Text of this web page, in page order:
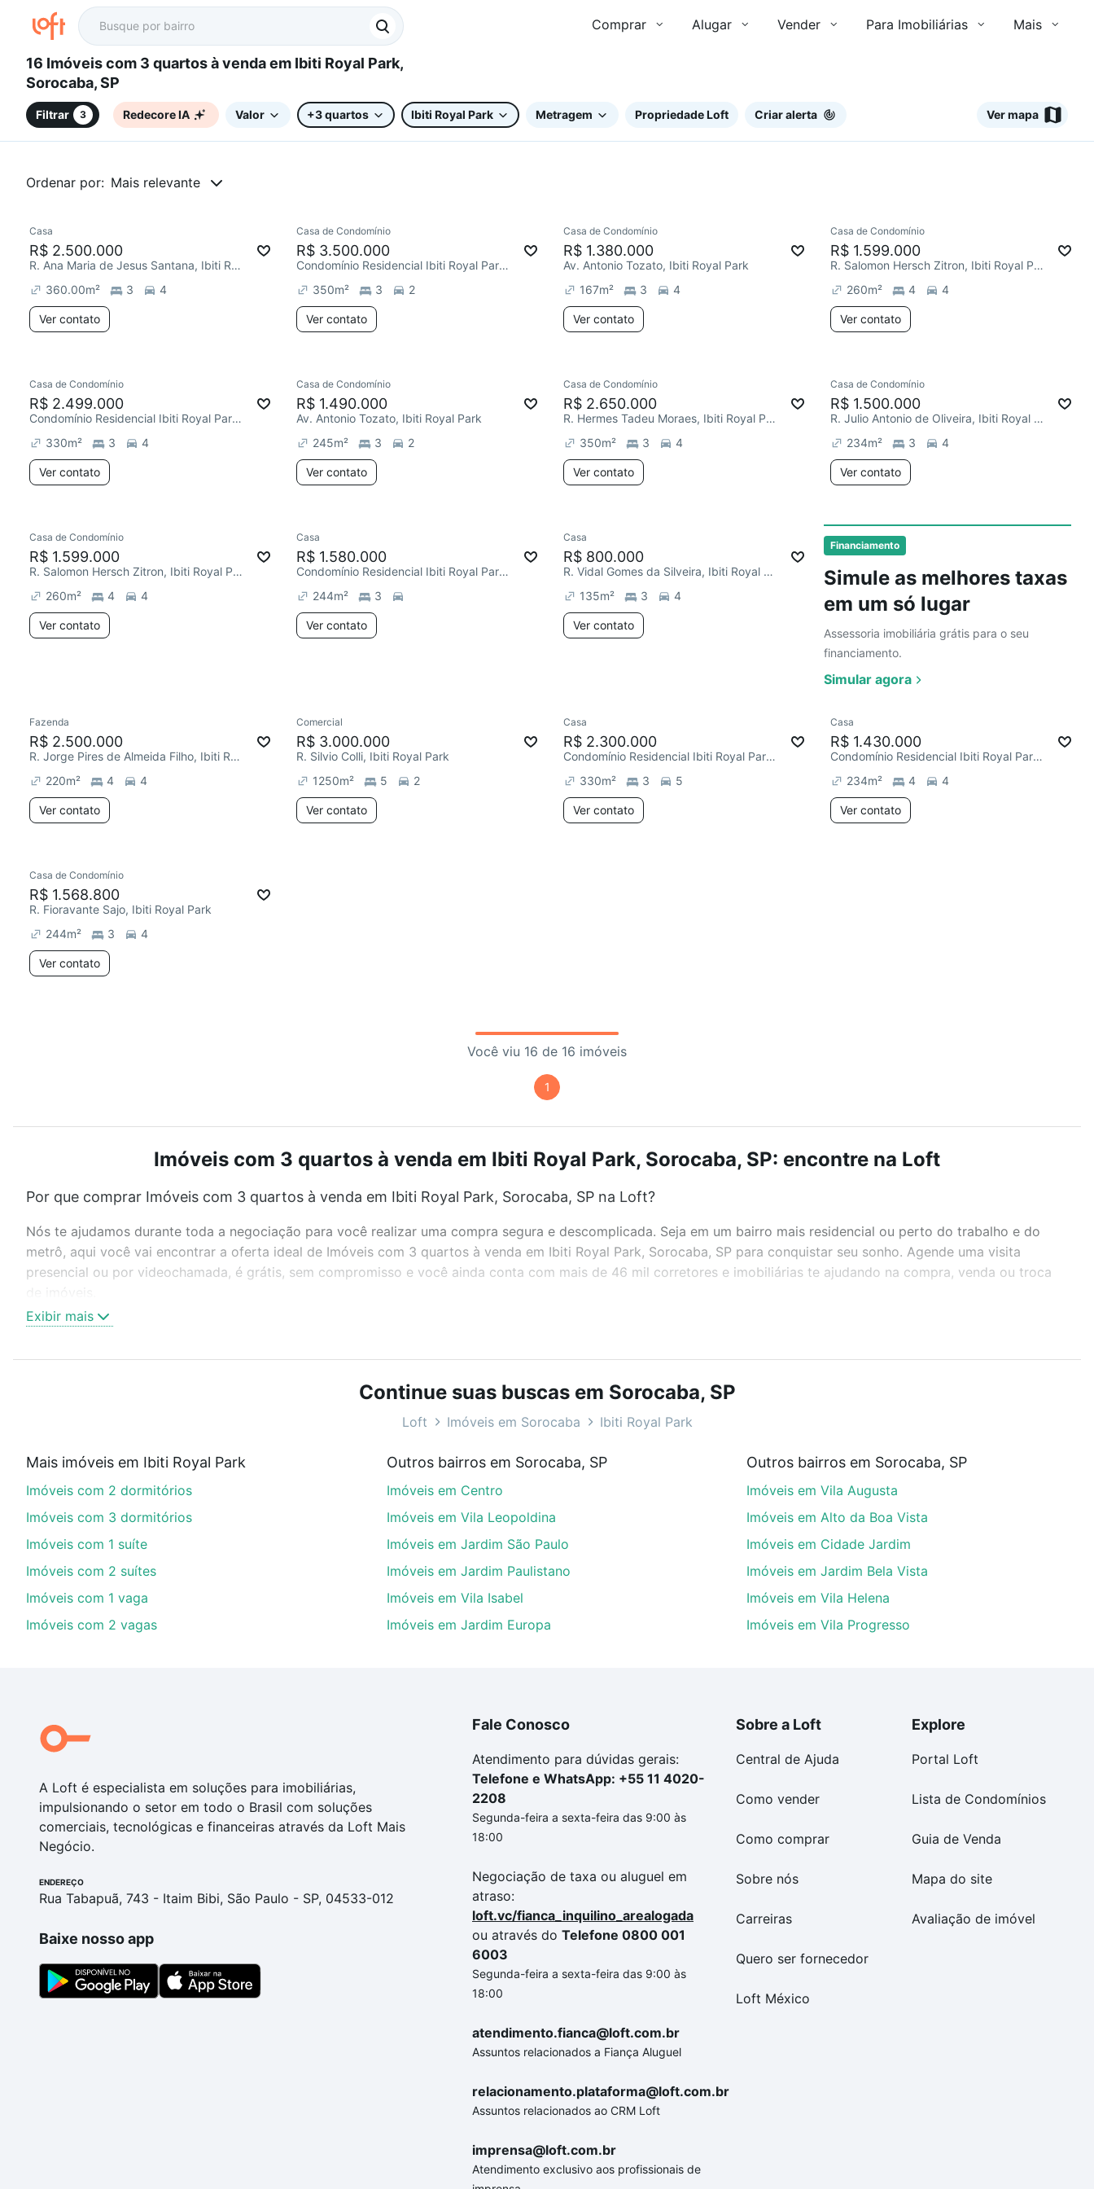
Comprar Alugar Vender Para Imobiliárias Mais
16 Imóveis com 3 quartos à venda em Ibiti Royal Park,
Sorocaba, SP
Filtrar 3 Redecore IA Valor +3 quartos Ibiti Royal Park Metragem Propriedade Loft Criar alerta Ver mapa
Ordenar por: Mais relevante
Financiamento
Simule as melhores taxas
em um só lugar
Assessoria imobiliária grátis para o seu
financiamento.
Simular agora
Casa
R$ 2.500.000
R. Ana Maria de Jesus Santana, Ibiti Royal Park
360.00m² 3 4
Ver contato
Casa de Condomínio
R$ 3.500.000
Condomínio Residencial Ibiti Royal Park, Ibiti Royal Park
350m² 3 2
Ver contato
Casa de Condomínio
R$ 1.380.000
Av. Antonio Tozato, Ibiti Royal Park
167m² 3 4
Ver contato
Chegou este mês
Casa de Condomínio
R$ 1.599.000
R. Salomon Hersch Zitron, Ibiti Royal Park
260m² 4 4
Ver contato
Redecorar
Casa de Condomínio
R$ 2.499.000
Condomínio Residencial Ibiti Royal Park, Ibiti Royal Park
330m² 3 4
Ver contato
Redecorar
Casa de Condomínio
R$ 1.490.000
Av. Antonio Tozato, Ibiti Royal Park
245m² 3 2
Ver contato
Chegou este mês
Casa de Condomínio
R$ 2.650.000
R. Hermes Tadeu Moraes, Ibiti Royal Park
350m² 3 4
Ver contato
Redecorar
Casa de Condomínio
R$ 1.500.000
R. Julio Antonio de Oliveira, Ibiti Royal Park
234m² 3 4
Ver contato
Chegou este mês
Ver
Casa de Condomínio
R$ 1.599.000
R. Salomon Hersch Zitron, Ibiti Royal Park
260m² 4 4
Ver contato
Casa
R$ 1.580.000
Condomínio Residencial Ibiti Royal Park, Ibiti Royal Park
244m² 3
Ver contato
Casa
R$ 800.000
R. Vidal Gomes da Silveira, Ibiti Royal Park
135m² 3 4
Ver contato
Fazenda
R$ 2.500.000
R. Jorge Pires de Almeida Filho, Ibiti Royal Park
220m² 4 4
Ver contato
Comercial
R$ 3.000.000
R. Silvio Colli, Ibiti Royal Park
1250m² 5 2
Ver contato
Casa
R$ 2.300.000
Condomínio Residencial Ibiti Royal Park, Ibiti Royal Park
330m² 3 5
Ver contato
Casa
R$ 1.430.000
Condomínio Residencial Ibiti Royal Park, Ibiti Royal Park
234m² 4 4
Ver contato
Casa de Condomínio
R$ 1.568.800
R. Fioravante Sajo, Ibiti Royal Park
244m² 3 4
Ver contato
Você viu 16 de 16 imóveis
1
Imóveis com 3 quartos à venda em Ibiti Royal Park, Sorocaba, SP: encontre na Loft
Por que comprar Imóveis com 3 quartos à venda em Ibiti Royal Park, Sorocaba, SP na Loft?
Nós te ajudamos durante toda a negociação para você realizar uma compra segura e descomplicada. Seja em um bairro mais residencial ou perto do trabalho e do
metrô, aqui você vai encontrar a oferta ideal de Imóveis com 3 quartos à venda em Ibiti Royal Park, Sorocaba, SP para conquistar seu sonho. Agende uma visita
presencial ou por videochamada, é grátis, sem compromisso e você ainda conta com mais de 46 mil corretores e imobiliárias te ajudando na compra, venda ou troca
Como escolher um imóvel?
Use barra de busca no topo para pesquisar por ruas, bairros e até condomínios favoritos. Você também pode usar os filtros como quantidade de quartos, suítes, com
ou sem vaga de garagem para combinar perfeitamente com o preço, metragem e comodidades, como piscina, academia, salão de festas ou área verde e encontrar
Imóveis com 3 quartos à venda em Ibiti Royal Park, Sorocaba, SP ideal para você na Loft.
Aqui na Loft temos a oferta ideal para você, com Imóveis com 3 quartos à venda em Ibiti Royal Park, Sorocaba, SP que custam a partir de R$ 0 e com nossas opções
de financiamento imobiliário as parcelas podem se adequar ao seu orçamento. Se ainda tem alguma dúvida dos custos envolvidos no processo de compra, veja em
nosso portal quanto custa comprar um apartamento
e conte com a gente para comprar o imóvel dos seus sonhos com segurança e conforto. Loft, com você até as
Exibir mais
Continue suas buscas em Sorocaba, SP
Loft Imóveis em Sorocaba Ibiti Royal Park
Mais imóveis em Ibiti Royal Park
Imóveis com 2 dormitórios
Imóveis com 3 dormitórios
Imóveis com 1 suíte
Imóveis com 2 suítes
Imóveis com 1 vaga
Imóveis com 2 vagas
Outros bairros em Sorocaba, SP
Imóveis em Centro
Imóveis em Vila Leopoldina
Imóveis em Jardim São Paulo
Imóveis em Jardim Paulistano
Imóveis em Vila Isabel
Imóveis em Jardim Europa
Outros bairros em Sorocaba, SP
Imóveis em Vila Augusta
Imóveis em Alto da Boa Vista
Imóveis em Cidade Jardim
Imóveis em Jardim Bela Vista
Imóveis em Vila Helena
Imóveis em Vila Progresso
A Loft é especialista em soluções para imobiliárias,
impulsionando o setor em todo o Brasil com soluções
comerciais, tecnológicas e financeiras através da Loft Mais
Negócio.
ENDEREÇO
Rua Tabapuã, 743 - Itaim Bibi, São Paulo - SP, 04533-012
Baixe nosso app
Fale Conosco
Atendimento para dúvidas gerais:
Telefone e WhatsApp: +55 11 4020-
2208
Segunda-feira a sexta-feira das 9:00 às
18:00
Negociação de taxa ou aluguel em
atraso:
loft.vc/fianca_inquilino_arealogada
ou através do Telefone 0800 001
6003
Segunda-feira a sexta-feira das 9:00 às
18:00
atendimento.fianca@loft.com.br
Assuntos relacionados a Fiança Aluguel
relacionamento.plataforma@loft.com.br
Assuntos relacionados ao CRM Loft
imprensa@loft.com.br
Atendimento exclusivo aos profissionais de
Sobre a Loft
Central de Ajuda
Como vender
Como comprar
Sobre nós
Carreiras
Quero ser fornecedor
Loft México
Explore
Portal Loft
Lista de Condomínios
Guia de Venda
Mapa do site
Avaliação de imóvel